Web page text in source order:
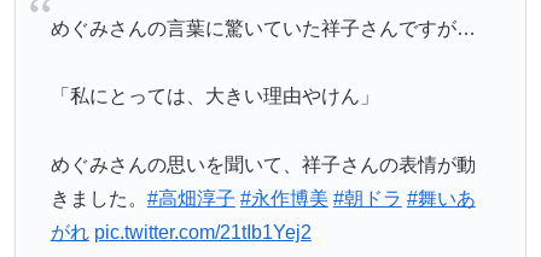
めぐみさんの言葉に驚いていた祥子さんですが…
「私にとっては、大きい理由やけん」
めぐみさんの思いを聞いて、祥子さんの表情が動
きました。 #高畑淳子 #永作博美 #朝ドラ #舞いあ
がれ pic.twitter.com/21tIb1Yej2